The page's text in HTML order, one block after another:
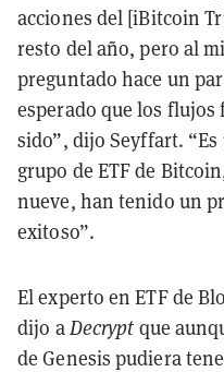
acciones del [iBitcoin
resto del año, pero al
preguntado hace un
esperado que los
sido”, dijo Seyffart.
grupo de ETF de
nueve, han tenido un
exitoso”.
El experto en ETF de
dijo aDecrypt que
de Genesis pudiera